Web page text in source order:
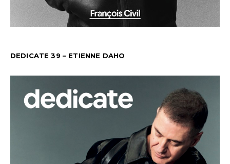
DEDICATE 39 – ETIENNE DAHO